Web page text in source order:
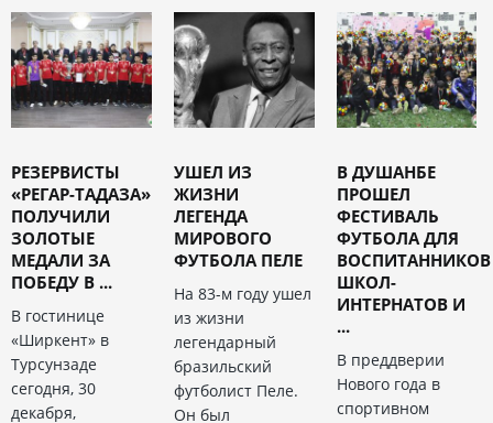
РЕЗЕРВИСТЫ
«РЕГАР-ТАДАЗА»
ПОЛУЧИЛИ
ЗОЛОТЫЕ
МЕДАЛИ ЗА
ПОБЕДУ В ...
В гостинице
«Ширкент» в
Турсунзаде
сегодня, 30
декабря,
УШЕЛ ИЗ
ЖИЗНИ
ЛЕГЕНДА
МИРОВОГО
ФУТБОЛА ПЕЛЕ
На 83-м году ушел
из жизни
легендарный
бразильский
футболист Пеле.
Он был
В ДУШАНБЕ
ПРОШЕЛ
ФЕСТИВАЛЬ
ФУТБОЛА ДЛЯ
ВОСПИТАННИКОВ
ШКОЛ-
ИНТЕРНАТОВ И
...
В преддверии
Нового года в
спортивном